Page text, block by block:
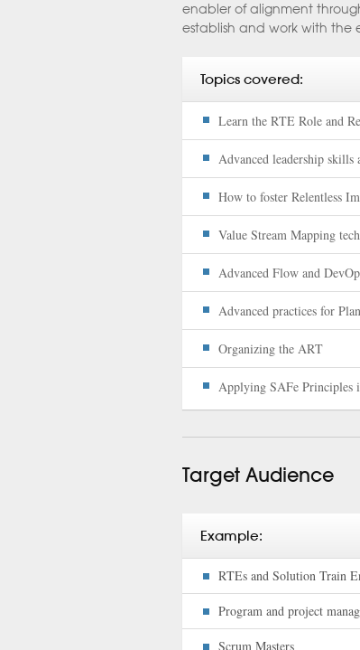
enabler of alignment
establish and work with
Topics covered:
Learn the RTE Role and
Advanced leadership
How to foster Relentless
Value Stream Mapping
Advanced Flow and
Advanced practices for
Organizing the ART
Applying SAFe Principles
Target Audience
Example:
RTEs and Solution Train
Program and project
Scrum Masters